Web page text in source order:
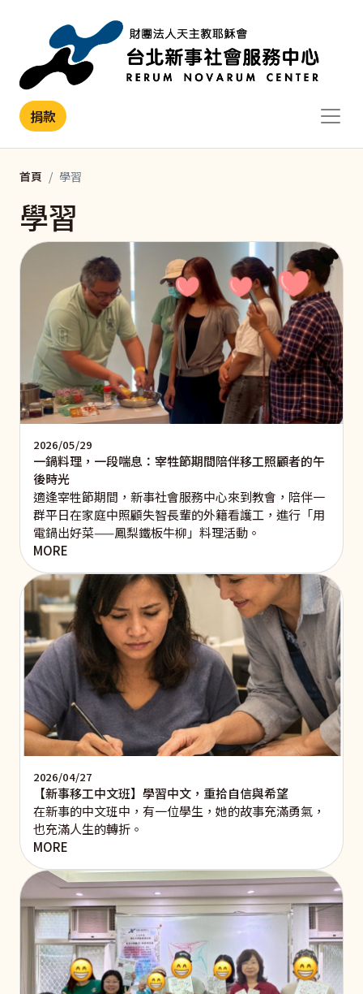
捐款
首頁 學習
學習
2026/05/29
一鍋料理，一段喘息：宰牲節期間陪伴移工照顧者的午
後時光
適逢宰牲節期間，新事社會服務中心來到教會，陪伴一
群平日在家庭中照顧失智長輩的外籍看護工，進行「用
電鍋出好菜——鳳梨鐵板牛柳」料理活動。
MORE
2026/04/27
【新事移工中文班】學習中文，重拾自信與希望
在新事的中文班中，有一位學生，她的故事充滿勇氣，
也充滿人生的轉折。
MORE